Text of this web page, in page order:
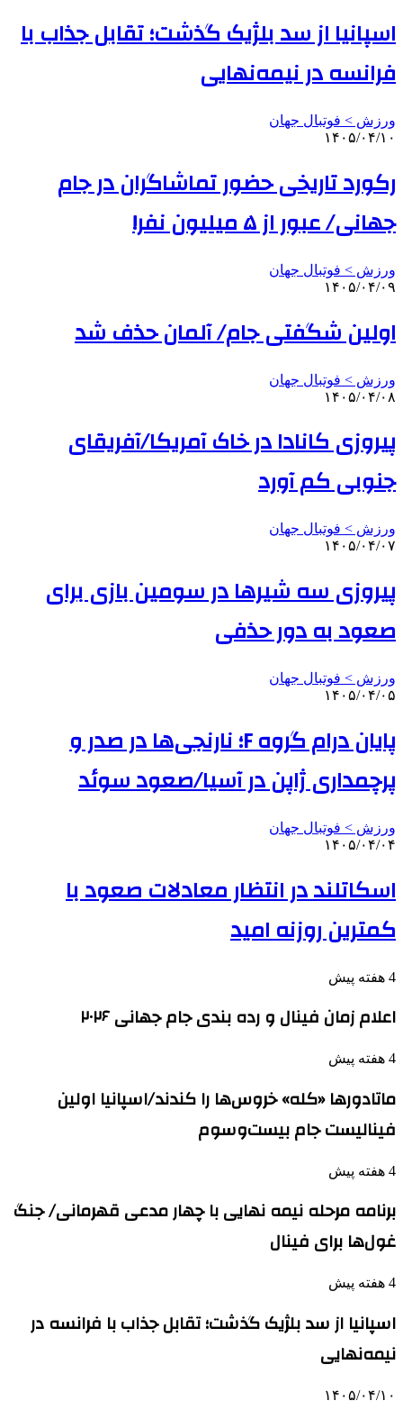
اسپانیا از سد بلژیک گذشت؛ تقابل جذاب با
فرانسه در نیمه‌نهایی
ورزش > فوتبال جهان
۱۴۰۵/۰۴/۱۰
رکورد تاریخی حضور تماشاگران در جام
جهانی/ عبور از ۵ میلیون نفر!
ورزش > فوتبال جهان
۱۴۰۵/۰۴/۰۹
اولین شگفتی جام/ آلمان حذف شد
ورزش > فوتبال جهان
۱۴۰۵/۰۴/۰۸
پیروزی کانادا در خاک آمریکا/آفریقای
جنوبی کم آورد
ورزش > فوتبال جهان
۱۴۰۵/۰۴/۰۷
پیروزی سه شیرها در سومین بازی برای
صعود به دور حذفی
ورزش > فوتبال جهان
۱۴۰۵/۰۴/۰۵
پایان درام گروه F؛ نارنجی‌ها در صدر و
پرچمداری ژاپن در آسیا/صعود سوئد
ورزش > فوتبال جهان
۱۴۰۵/۰۴/۰۴
اسکاتلند در انتظار معادلات صعود با
کمترین روزنه امید
4 هفته پیش
اعلام زمان فینال و رده بندی جام جهانی ۲۰۲۶
4 هفته پیش
ماتادورها «کله» خروس‌ها را کندند/اسپانیا اولین
فینالیست جام بیست‌وسوم
4 هفته پیش
برنامه مرحله نیمه نهایی با چهار مدعی قهرمانی/ جنگ
غول‌ها برای فینال
4 هفته پیش
اسپانیا از سد بلژیک گذشت؛ تقابل جذاب با فرانسه در
نیمه‌نهایی
۱۴۰۵/۰۴/۱۰